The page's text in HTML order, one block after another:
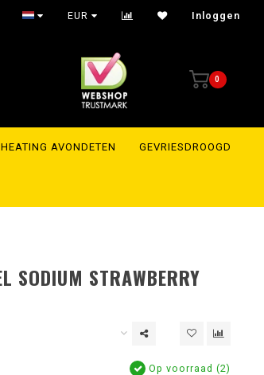
EUR Inloggen
0
AVONDETEN GEVRIESDROOGD
SODIUM STRAWBERRY
Op voorraad (2)